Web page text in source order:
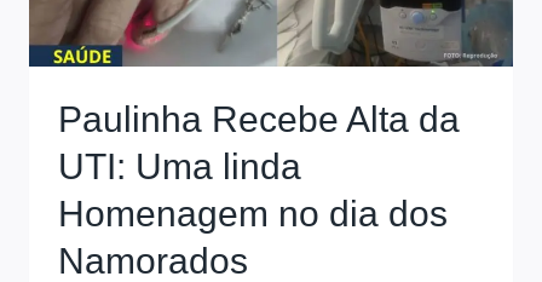
Paulinha Recebe Alta da
UTI: Uma linda
Homenagem no dia dos
Namorados